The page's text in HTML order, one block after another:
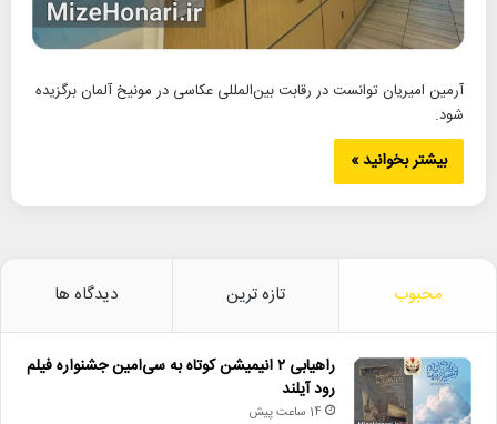
آرمین امیریان توانست در رقابت بین‌المللی عکاسی در مونیخ آلمان برگزیده
شود.
بیشتر بخوانید »
محبوب تازه ترین دیدگاه ها
راهیابی ۲ انیمیشن کوتاه به سی‌امین جشنواره فیلم
رود آیلند
14 ساعت پیش